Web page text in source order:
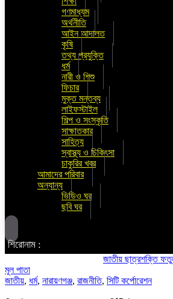
গণমাধ্যম
অর্থনীতি
আইন আদালত
কৃষি
তথ্য প্রযুক্তি
ধর্ম
নারী ও শিশু
ফিচার
মুক্ত মন্তব্য
লাইফস্টাইল
শিল্প ও সংস্কৃতি
সাক্ষাতকার
সাহিত্য
স্বাস্থ্য ও চিকিৎসা
চাকুরির খবর
আমাদের পরিবার
অন্যান্য
ভিডিও ঘর
ছবি ঘর
শিরোনাম :
জাতীয় ছাত্রশক্তি ফতুল্লা
মূল পাতা
জাতীয়, ধর্ম, নারায়ণগঞ্জ, রাজনীতি, সিটি কর্পোরেশন